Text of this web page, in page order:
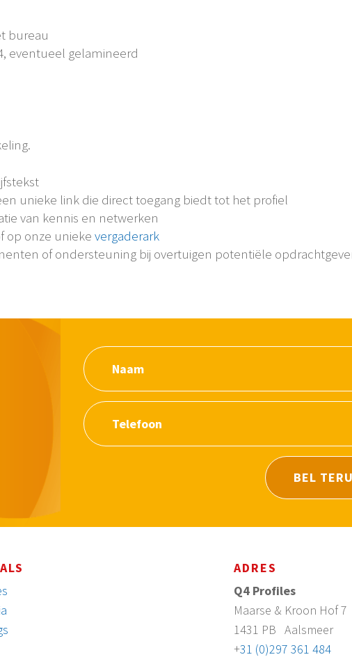
bureau
eventueel gelamineerd
unieke link die direct toegang biedt tot het profiel
van kennis en netwerken
op onze uniekevergaderark
of ondersteuning bij overtuigen potentiële
BEL
ADRES
Q4 Profiles
Maarse & Kroon Hof 7
1431 PB Aalsmeer
+31 (0)297 361 484